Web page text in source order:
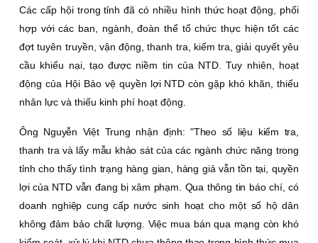
Các cấp hội trong tỉnh đã có nhiều hình thức hoạt động, phối
hợp với các ban, ngành, đoàn thể tổ chức thực hiện tốt các
đợt tuyên truyền, vận động, thanh tra, kiểm tra, giải quyết yêu
cầu khiếu nại, tạo được niềm tin của NTD. Tuy nhiên, hoạt
động của Hội Bảo vệ quyền lợi NTD còn gặp khó khăn, thiếu
nhân lực và thiếu kinh phí hoạt động.
Ông Nguyễn Việt Trung nhận định: "Theo số liệu kiểm tra,
thanh tra và lấy mẫu khảo sát của các ngành chức năng trong
tỉnh cho thấy tình trạng hàng gian, hàng giả vẫn tồn tại, quyền
lợi của NTD vẫn đang bị xâm phạm. Qua thông tin báo chí, có
doanh nghiệp cung cấp nước sinh hoạt cho một số hộ dân
không đảm bảo chất lượng. Việc mua bán qua mạng còn khó